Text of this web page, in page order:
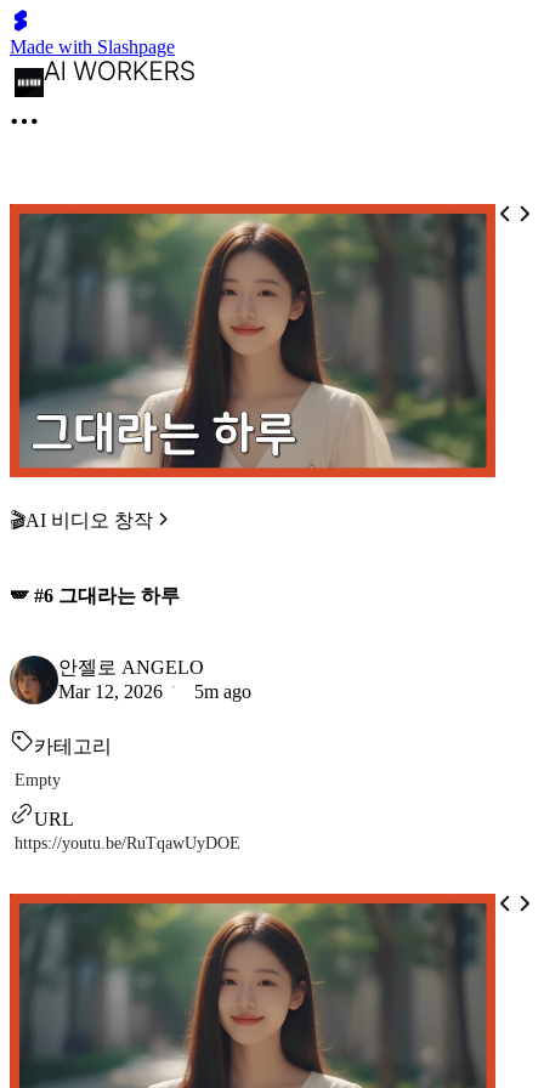
Made with Slashpage
🎬AI 비디오 창작
🪽 #6 그대라는 하루
안젤로 ANGELO
Mar 12, 2026
5m ago
카테고리
Empty
URL
https://youtu.be/RuTqawUyDOE